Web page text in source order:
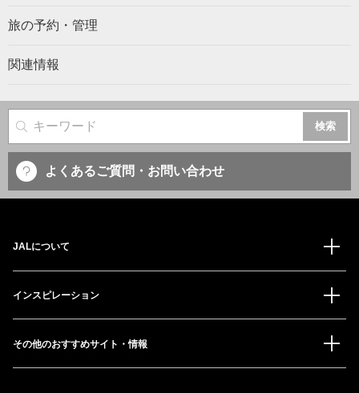
旅の予約・管理
関連情報
サイト内検索
よくあるご質問・お問い合わせ
JALについて
インスピレーション
その他のおすすめサイト・情報